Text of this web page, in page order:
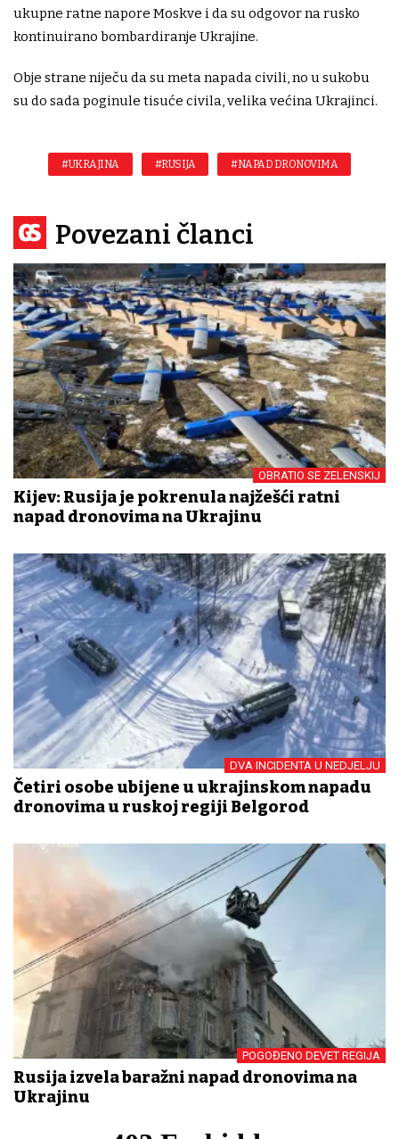
ukupne ratne napore Moskve i da su odgovor na rusko
kontinuirano bombardiranje Ukrajine.
Obje strane niječu da su meta napada civili, no u sukobu
su do sada poginule tisuće civila, velika većina Ukrajinci.
#UKRAJINA #RUSIJA #NAPAD DRONOVIMA
Povezani članci
OBRATIO SE ZELENSKIJ
Kijev: Rusija je pokrenula najžešći ratni
napad dronovima na Ukrajinu
DVA INCIDENTA U NEDJELJU
Četiri osobe ubijene u ukrajinskom napadu
dronovima u ruskoj regiji Belgorod
POGOĐENO DEVET REGIJA
Rusija izvela baražni napad dronovima na
Ukrajinu